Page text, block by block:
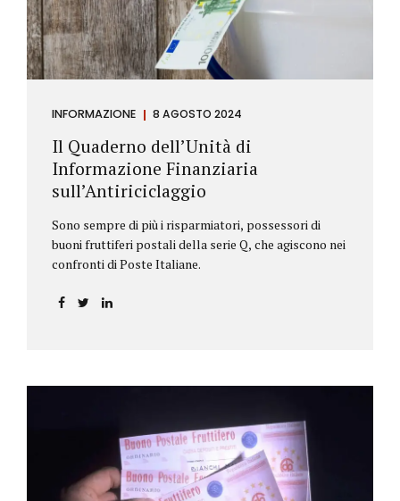
INFORMAZIONE 8 AGOSTO 2024
Il Quaderno dell’Unità di
Informazione Finanziaria
sull’Antiriciclaggio
Sono sempre di più i risparmiatori, possessori di
buoni fruttiferi postali della serie Q, che agiscono nei
confronti di Poste Italiane.